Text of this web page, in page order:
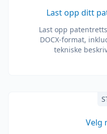
Last opp ditt
Last opp
DOCX-format,
tekniske
Velg